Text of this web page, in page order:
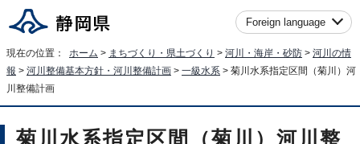
Foreign language
現在の位置： ホーム > まちづくり・県土づくり > 河川・海岸・砂防 > 河川の情
報 > 河川整備基本方針・河川整備計画 > 一級水系 > 菊川水系指定区間（菊川）河
川整備計画
菊川水系指定区間（菊川）河川整